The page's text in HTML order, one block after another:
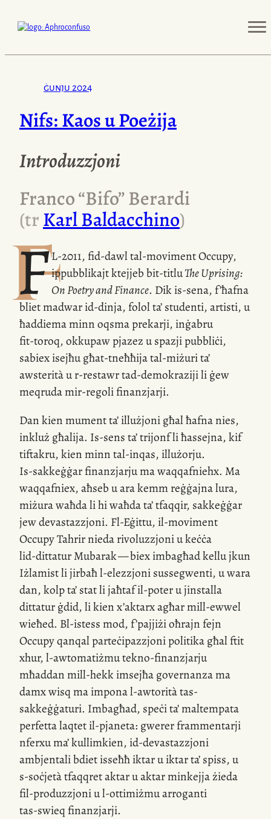
ġunju 2024
Nifs: Kaos u Poeżija
Introduzzjoni
Franco “Bifo” Berardi
(trKarl Baldacchino)
FL-2011, fid-dawltal-moviment Occupy,
ippubblikajt ktejjebbit-titluThe Uprising:
On Poetry and Finance. Dikis-sena, f’ħafna
bliet madwarid-dinja, folol ta’ studenti, artisti, u
ħaddiema minn oqsma prekarji, inġabru
fit-toroq, okkupaw pjazez u spazji pubbliċi,
sabiex isejħu għat-tneħħijatal-miżurita’
awsterità ur-restawrtad-demokraziji li ġew
meqrudamir-regolifinanzjarji.
Dan kien mument ta’ illużjoni għal ħafna nies,
inkluż għalija. Is-sensta’ trijonf li ħassejna, kif
tiftakru, kien minntal-inqas, illużorju.
Is-sakkeġġarfinanzjarju ma waqqafniehx. Ma
waqqafniex, aħseb u ara kemm reġġajna lura,
miżura waħda li hi waħda ta’ tfaqqir, sakkeġġar
jew devastazzjoni. Fl-Eġittu, il-moviment
Occupy Tahrir nieda rivoluzzjoni u keċċa
lid-dittaturMubarak — biex imbagħad kellu jkun
Iżlamist li jirbaħl-elezzjonisussegwenti, u wara
dan, kolp ta’ stat li jaħtafil-poteru jinstalla
dittatur ġdid, li kienx’aktarxagħarmill-ewwel
wieħed. Bl-istess mod, f’pajjiżi oħrajn fejn
Occupy qanqal parteċipazzjoni politika għal ftit
xhur,l-awtomatiżmutekno-finanzjarju
mħaddan mill-hekkimsejħa governanza ma
damx wisq ma imponal-awtoritàtas-
sakkeġġaturi. Imbagħad, speċi ta’ maltempata
perfetta laqtetil-pjaneta: gwerer frammentarji
nferxu ma’ kullimkien, id-devastazzjoni
ambjentali bdiet isseħħ iktar u iktar ta’ spiss, u
s-soċjetàtfaqqret aktar u aktar minkejja żieda
fil-produzzjoniul-ottimiżmuarroganti
tas-swieq finanzjarji.